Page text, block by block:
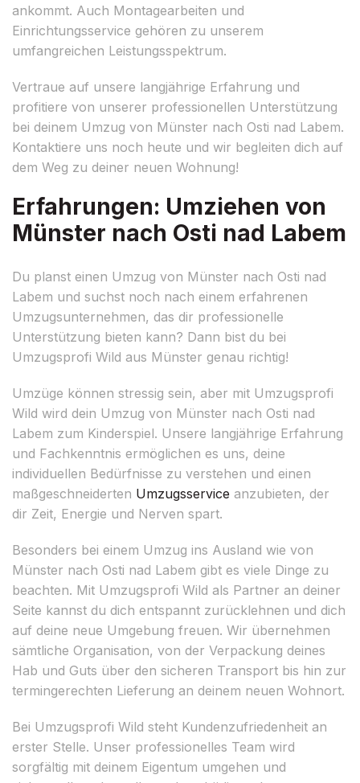
ankommt. Auch Montagearbeiten und
Einrichtungsservice gehören zu unserem
umfangreichen Leistungsspektrum.
Vertraue auf unsere langjährige Erfahrung und
profitiere von unserer professionellen Unterstützung
bei deinem Umzug von Münster nach Osti nad Labem.
Kontaktiere uns noch heute und wir begleiten dich auf
dem Weg zu deiner neuen Wohnung!
Erfahrungen: Umziehen von
Münster nach Osti nad Labem
Du planst einen Umzug von Münster nach Osti nad
Labem und suchst noch nach einem erfahrenen
Umzugsunternehmen, das dir professionelle
Unterstützung bieten kann? Dann bist du bei
Umzugsprofi Wild aus Münster genau richtig!
Umzüge können stressig sein, aber mit Umzugsprofi
Wild wird dein Umzug von Münster nach Osti nad
Labem zum Kinderspiel. Unsere langjährige Erfahrung
und Fachkenntnis ermöglichen es uns, deine
individuellen Bedürfnisse zu verstehen und einen
maßgeschneiderten Umzugsservice anzubieten, der
dir Zeit, Energie und Nerven spart.
Besonders bei einem Umzug ins Ausland wie von
Münster nach Osti nad Labem gibt es viele Dinge zu
beachten. Mit Umzugsprofi Wild als Partner an deiner
Seite kannst du dich entspannt zurücklehnen und dich
auf deine neue Umgebung freuen. Wir übernehmen
sämtliche Organisation, von der Verpackung deines
Hab und Guts über den sicheren Transport bis hin zur
termingerechten Lieferung an deinem neuen Wohnort.
Bei Umzugsprofi Wild steht Kundenzufriedenheit an
erster Stelle. Unser professionelles Team wird
sorgfältig mit deinem Eigentum umgehen und